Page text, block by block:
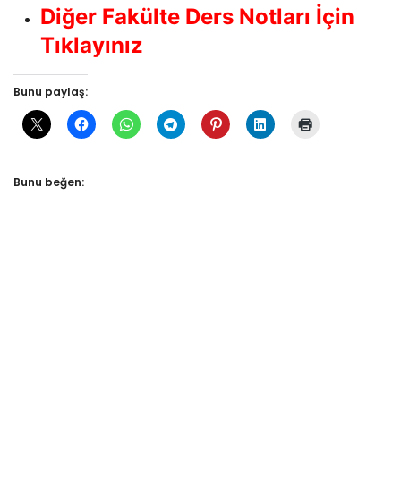
Diğer Fakülte Ders Notları İçin
Tıklayınız
Bunu paylaş:
Bunu beğen: